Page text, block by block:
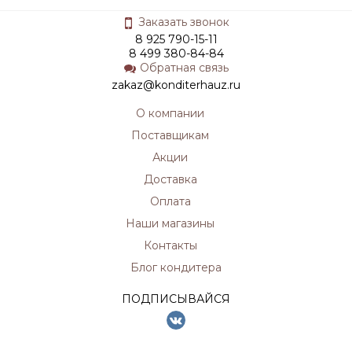
Заказать звонок
8 925 790-15-11
8 499 380-84-84
Обратная связь
zakaz@konditerhauz.ru
О компании
Поставщикам
Акции
Доставка
Оплата
Наши магазины
Контакты
Блог кондитера
ПОДПИСЫВАЙСЯ